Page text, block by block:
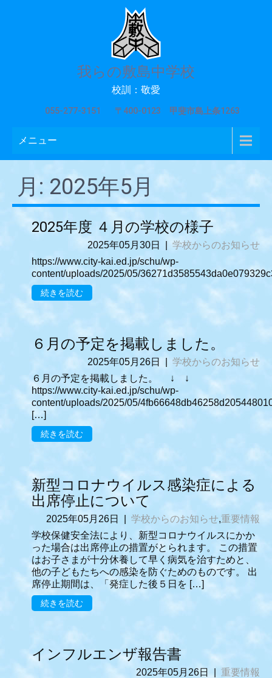
我らの敷島中学校
校訓：敬愛
055-277-3151 〒400-0123 甲斐市島上条1263
メニュー
月: 2025年5月
2025年度 ４月の学校の様子
2025年05月30日
学校からのお知らせ
https://www.city-kai.ed.jp/schu/wp-
content/uploads/2025/05/
続きを読む
６月の予定を掲載しました。
2025年05月26日
学校からのお知らせ
６月の予定を掲載しました。 ↓ ↓
https://www.city-kai.ed.jp/schu/wp-
content/uploads/2025/05/
[…]
続きを読む
新型コロナウイルス感染症による
出席停止について
2025年05月26日 学校からのお知らせ,重要情報
学校保健安全法により、新型コロナウイルスにかか
った場合は出席停止の措置がとられます。 この措置
はお子さまが十分休養して早く病気を治すためと、
他の子どもたちへの感染を防ぐためのものです。 出
席停止期間は、「発症した後５日を […]
続きを読む
インフルエンザ報告書
2025年05月26日
重要情報